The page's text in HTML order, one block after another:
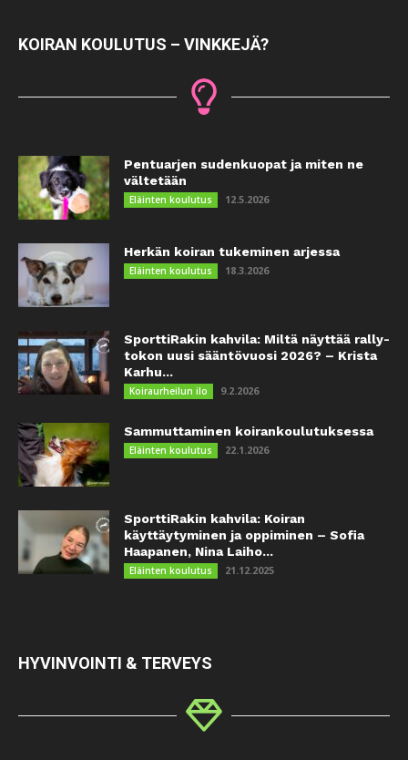
KOIRAN KOULUTUS – VINKKEJÄ?
Pentuarjen sudenkuopat ja miten ne
vältetään
Eläinten koulutus 12.5.2026
Herkän koiran tukeminen arjessa
Eläinten koulutus 18.3.2026
SporttiRakin kahvila: Miltä näyttää rally-
tokon uusi sääntövuosi 2026? – Krista
Karhu...
Koiraurheilun ilo 9.2.2026
Sammuttaminen koirankoulutuksessa
Eläinten koulutus 22.1.2026
SporttiRakin kahvila: Koiran
käyttäytyminen ja oppiminen – Sofia
Haapanen, Nina Laiho...
Eläinten koulutus 21.12.2025
HYVINVOINTI & TERVEYS